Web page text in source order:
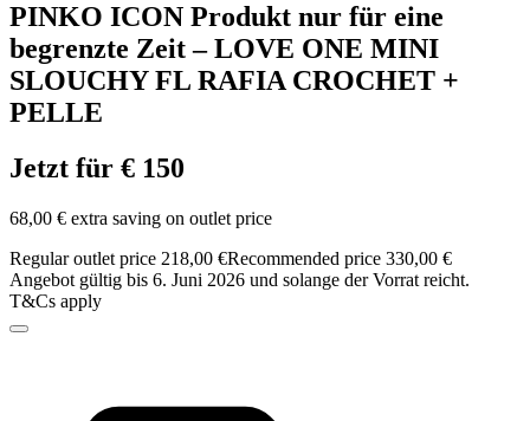
PINKO ICON Produkt nur für eine
begrenzte Zeit – LOVE ONE MINI
SLOUCHY FL RAFIA CROCHET +
PELLE
Jetzt für € 150
68,00 € extra saving on outlet price
Regular outlet price 218,00 €Recommended price 330,00 €
Angebot gültig bis 6. Juni 2026 und solange der Vorrat reicht.
T&Cs apply